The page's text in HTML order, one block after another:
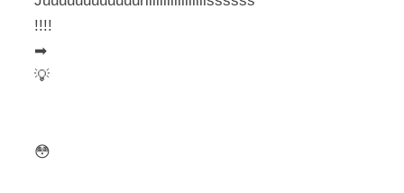
!!!!
➡
💡
😳